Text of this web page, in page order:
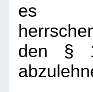
es
den §